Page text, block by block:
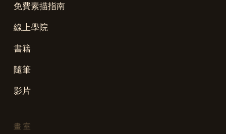
免費素描指南
線上學院
書籍
隨筆
影片
畫室